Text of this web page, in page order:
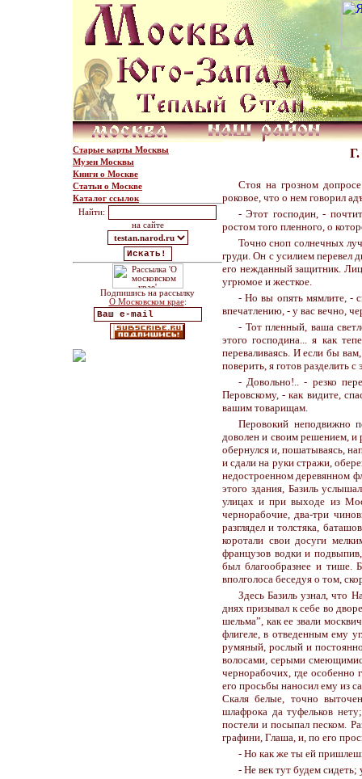
Старые карты Москвы
Музеи Москвы
Книги о Москве
Статьи о Москве
Каталог ссылок
Найти:
на сайте
Подпишись на рассылку
О Московском крае:
Стоя на грозном
роковое, что о нем говорил
- Этот господин, -
ростом того пленного, о
Точно сноп солнечных
груди. Он с усилием перевел
его нежданный защитник.
угрюмое и жесткое.
- Но вы опять мямлите, -
впечатлению, - у вас вечно,
- Тот пленный, ваша
этого господина... я как
переваливаясь. И если бы
поверить, я готов разделить
- Довольно!.. - резко
Перовскому, - как видите,
вашим товарищам.
Перовокий неподвижно
доволен и своим решением, и
обернулся и, пошатываясь,
и сдали на руки стражи,
недостроенном деревянном
этого здания, Базиль
улицах и при выходе из
чернорабочие, два-три
разглядел и толстяка,
коротали свои досуги
французов водки и
был благообразнее и тише.
вполголоса беседуя о том,
Здесь Базиль узнал, что
днях призывал к себе во
шельма”, как ее звали
флигеле, в отведенным ему
румяный, рослый и
волосами, серыми
чернорабочих, где особенно
его просьбы наносил ему из
Скаля белые, точно
шлафрока да туфельков
постели и посыпал песком.
графини, Глаша, и, по его
- Но как же ты ей
- Не век тут будем сидеть;